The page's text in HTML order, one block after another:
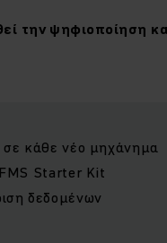
την ψηφιοποίηση
σε κάθε νέο μηχάνημα
Starter Kit
δεδομένων